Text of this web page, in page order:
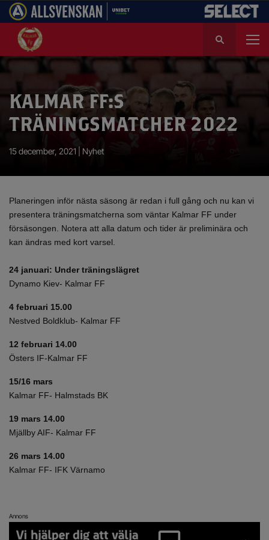
k
r
KALMAR FF:S
TRÄNINGSMATCHER 2022
15 december, 2021 | Nyhet
Planeringen inför nästa säsong är redan i full gång och nu kan vi
presentera träningsmatcherna som väntar Kalmar FF under
försäsongen. Notera att alla datum och tider är preliminära och
kan ändras med kort varsel.
24 januari: Under träningslägret
Dynamo Kiev- Kalmar FF
4 februari 15.00
Nestved Boldklub- Kalmar FF
12 februari 14.00
Östers IF-Kalmar FF
15/16 mars
Kalmar FF- Halmstads BK
19 mars 14.00
Mjällby AIF- Kalmar FF
26 mars 14.00
Kalmar FF- IFK Värnamo
Annons